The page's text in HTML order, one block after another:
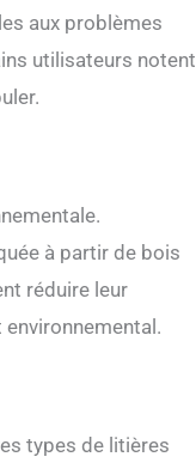
aux problèmes
utilisateurs notent
à partir de bois
réduire leur
types de litières